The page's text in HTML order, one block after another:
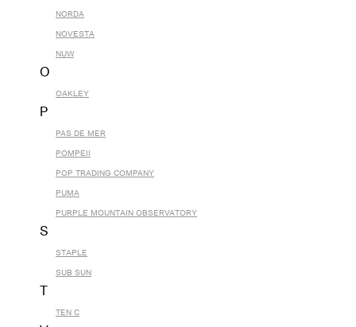
NORDA
NOVESTA
NUW
O
OAKLEY
P
PAS DE MER
POMPEII
POP TRADING COMPANY
PUMA
PURPLE MOUNTAIN OBSERVATORY
S
STAPLE
SUB SUN
TEN C